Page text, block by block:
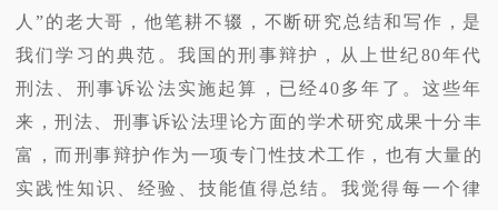
人”的老大哥，他笔耕不辍，不断研究总结和写作，是
我们学习的典范。我国的刑事辩护，从上世纪80年代
刑法、刑事诉讼法实施起算，已经40多年了。这些年
来，刑法、刑事诉讼法理论方面的学术研究成果十分丰
富，而刑事辩护作为一项专门性技术工作，也有大量的
实践性知识、经验、技能值得总结。我觉得每一个律